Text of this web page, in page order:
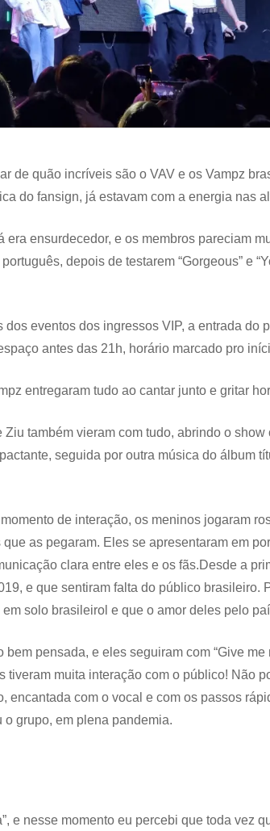
de quão incríveis são o VAV e os Vampz
do fansign, já estavam com a energia nas
era ensurdecedor, e os membros pareciam
depois de testarem “Gorgeous” e
dos eventos dos ingressos VIP, a entrada do
antes das 21h, horário marcado pro
entregaram tudo ao cantar junto e gritar
Ziu também vieram com tudo, abrindo o
seguida por outra música do álbum
de interação, os meninos jogaram
as pegaram. Eles se apresentaram em
clara entre eles e os fãs.Desde a
e que sentiram falta do público brasileiro.
solo brasileirol e que o amor deles pelo
pensada, e eles seguiram com “Give me
tiveram muita interação com o público! Não
encantada com o vocal e com os passos
grupo, em plena pandemia.
e nesse momento eu percebi que toda vez